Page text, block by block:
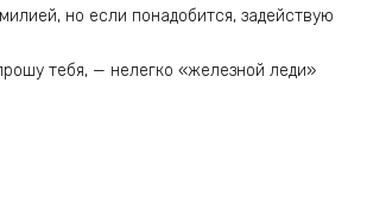
но если понадобится, задействую
тебя, — нелегко «железной леди»